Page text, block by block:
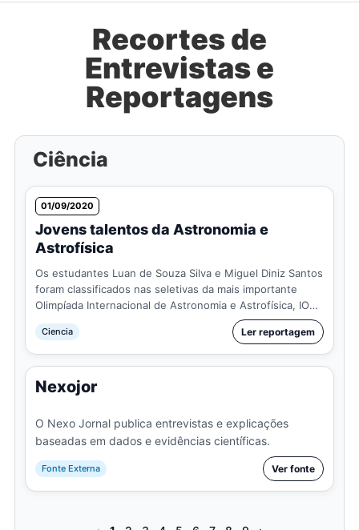
Recortes de
Entrevistas e
Reportagens
Ciência
01/09/2020
Jovens talentos da Astronomia e
Astrofísica
Os estudantes Luan de Souza Silva e Miguel Diniz Santos
foram classificados nas seletivas da mais importante
Olimpíada Internacional de Astronomia e Astrofísica, IOAA
– International Olympiad on Astronomy and Astr…
Ciencia Ler reportagem
Nexojor
O Nexo Jornal publica entrevistas e explicações
baseadas em dados e evidências científicas.
Fonte Externa Ver fonte